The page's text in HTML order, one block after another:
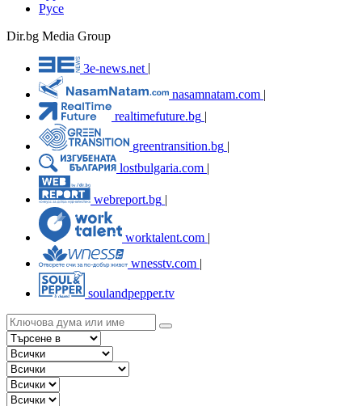
Русе
Dir.bg Media Group
3e-news.net
nasamnatam.com |
realtimefuture.bg |
greentransition.bg |
lostbulgaria.com |
webreport.bg
worktalent.com |
wnesstv.com |
soulandpepper.tv